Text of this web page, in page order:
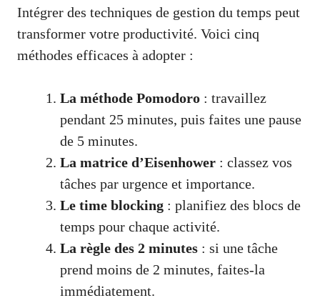
Intégrer des techniques de gestion du temps peut
transformer votre productivité. Voici cinq
méthodes efficaces à adopter :
La méthode Pomodoro : travaillez
pendant 25 minutes, puis faites une pause
de 5 minutes.
La matrice d’Eisenhower : classez vos
tâches par urgence et importance.
Le time blocking : planifiez des blocs de
temps pour chaque activité.
La règle des 2 minutes : si une tâche
prend moins de 2 minutes, faites-la
immédiatement.